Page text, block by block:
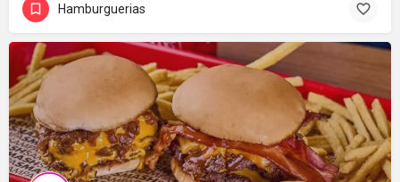
Hamburguerias